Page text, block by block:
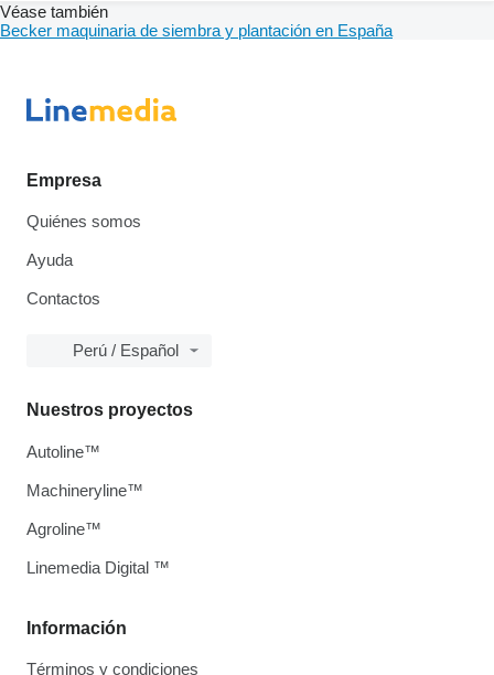
Véase también
Becker maquinaria de siembra y plantación en España
Empresa
Quiénes somos
Ayuda
Contactos
Perú / Español
Información
Términos y condiciones
Nuestros proyectos
Autoline™
Machineryline™
Agroline™
Linemedia Digital ™